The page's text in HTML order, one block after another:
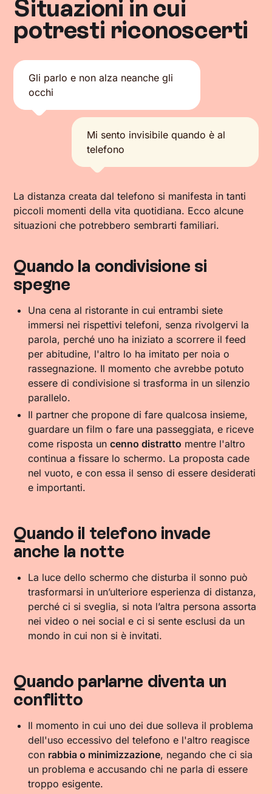
Situazioni in cui
potresti riconoscerti
Gli parlo e non alza neanche gli
occhi
Mi sento invisibile quando è al
telefono
La distanza creata dal telefono si manifesta in tanti
piccoli momenti della vita quotidiana. Ecco alcune
situazioni che potrebbero sembrarti familiari.
Quando la condivisione si
spegne
Una cena al ristorante in cui entrambi siete
immersi nei rispettivi telefoni, senza rivolgervi la
parola, perché uno ha iniziato a scorrere il feed
per abitudine, l'altro lo ha imitato per noia o
rassegnazione. Il momento che avrebbe potuto
essere di condivisione si trasforma in un silenzio
parallelo.
Il partner che propone di fare qualcosa insieme,
guardare un film o fare una passeggiata, e riceve
come risposta uncenno distratto mentre l'altro
continua a fissare lo schermo. La proposta cade
nel vuoto, e con essa il senso di essere desiderati
e importanti.
Quando il telefono invade
anche la notte
La luce dello schermo che disturba il sonno può
trasformarsi in un’ulteriore esperienza di distanza,
perché ci si sveglia, si nota l’altra persona assorta
nei video o nei social e ci si sente esclusi da un
mondo in cui non si è invitati.
Quando parlarne diventa un
conflitto
Il momento in cui uno dei due solleva il problema
dell'uso eccessivo del telefono e l'altro reagisce
con rabbia o minimizzazione, negando che ci sia
un problema e accusando chi ne parla di essere
troppo esigente.